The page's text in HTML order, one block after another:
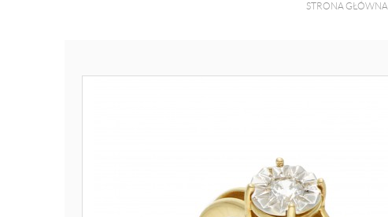
STRONA GŁÓWNA